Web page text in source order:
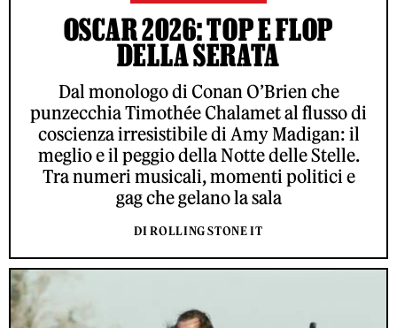
OSCAR 2026: TOP E FLOP
DELLA SERATA
Dal monologo di Conan O’Brien che
punzecchia Timothée Chalamet al flusso di
coscienza irresistibile di Amy Madigan: il
meglio e il peggio della Notte delle Stelle.
Tra numeri musicali, momenti politici e
gag che gelano la sala
DI ROLLING STONE IT